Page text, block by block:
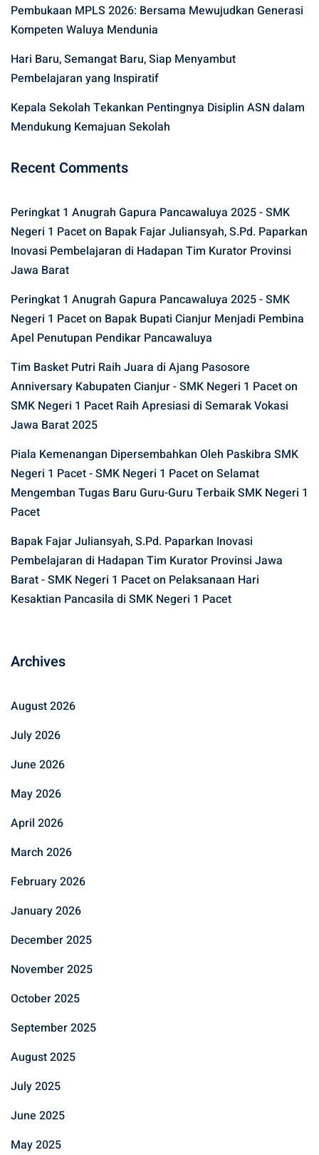
Pembukaan MPLS 2026: Bersama Mewujudkan Generasi
Kompeten Waluya Mendunia
Hari Baru, Semangat Baru, Siap Menyambut
Pembelajaran yang Inspiratif
Kepala Sekolah Tekankan Pentingnya Disiplin ASN dalam
Mendukung Kemajuan Sekolah
Recent Comments
Peringkat 1 Anugrah Gapura Pancawaluya 2025 - SMK
Negeri 1 Paceton Bapak Fajar Juliansyah, S.Pd. Paparkan
Inovasi Pembelajaran di Hadapan Tim Kurator Provinsi
Jawa Barat
Peringkat 1 Anugrah Gapura Pancawaluya 2025 - SMK
Negeri 1 Paceton Bapak Bupati Cianjur Menjadi Pembina
Apel Penutupan Pendikar Pancawaluya
Tim Basket Putri Raih Juara di Ajang Pasosore
Anniversary Kabupaten Cianjur - SMK Negeri 1 Paceton
SMK Negeri 1 Pacet Raih Apresiasi di Semarak Vokasi
Jawa Barat 2025
Piala Kemenangan Dipersembahkan Oleh Paskibra SMK
Negeri 1 Pacet - SMK Negeri 1 Paceton Selamat
Mengemban Tugas Baru Guru-Guru Terbaik SMK Negeri 1
Pacet
Bapak Fajar Juliansyah, S.Pd. Paparkan Inovasi
Pembelajaran di Hadapan Tim Kurator Provinsi Jawa
Barat - SMK Negeri 1 Paceton Pelaksanaan Hari
Kesaktian Pancasila di SMK Negeri 1 Pacet
Archives
August 2026
July 2026
June 2026
May 2026
April 2026
March 2026
February 2026
January 2026
December 2025
November 2025
October 2025
September 2025
August 2025
July 2025
June 2025
May 2025